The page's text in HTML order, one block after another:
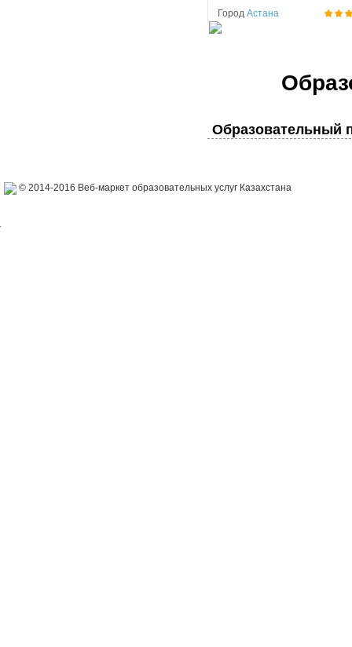
Город Астана
Образовательный
© 2014-2016 Веб-маркет образовательных услуг Казахстана